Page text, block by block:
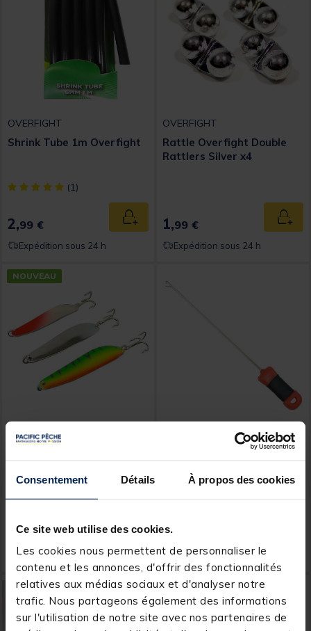
Consentement Détails À propos des cookies
Ce site web utilise des cookies.
Les cookies nous permettent de personnaliser le
contenu et les annonces, d'offrir des fonctionnalités
relatives aux médias sociaux et d'analyser notre
trafic. Nous partageons également des informations
sur l'utilisation de notre site avec nos partenaires de
OVERFIGHT
Shrink Tube 1m Overfight
[object Object] out of 5 Customer Rating
(1)
2,99 € Ajouter au panier
Expédition sous 24 h
OVERFIGHT
Rattle Overfight Double
Rattlers Silver x4
1,99 €
Expédition sous 24 h
NOUVEAU
OVERFIGHT
(x3)
11,99 € Ajouter au panier
Expédition sous 24 h
TEAM CARPFISHING
Aiguille à chas carpe team
boilie needle
[object Object] out of 5
(1)
2,
Expédition sous 24 h